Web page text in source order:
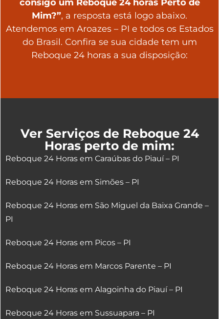
consigo um Reboque 24 horas Perto de
Mim?”, a resposta está logo abaixo.
Atendemos em Aroazes – PI e todos os Estados
do Brasil. Confira se sua cidade tem um
Reboque 24 horas a sua disposição:
Ver Serviços de Reboque 24
Horas perto de mim:
Reboque 24 Horas em Caraúbas do Piauí – PI
Reboque 24 Horas em Simões – PI
Reboque 24 Horas em São Miguel da Baixa Grande –
PI
Reboque 24 Horas em Picos – PI
Reboque 24 Horas em Marcos Parente – PI
Reboque 24 Horas em Alagoinha do Piauí – PI
Reboque 24 Horas em Sussuapara – PI